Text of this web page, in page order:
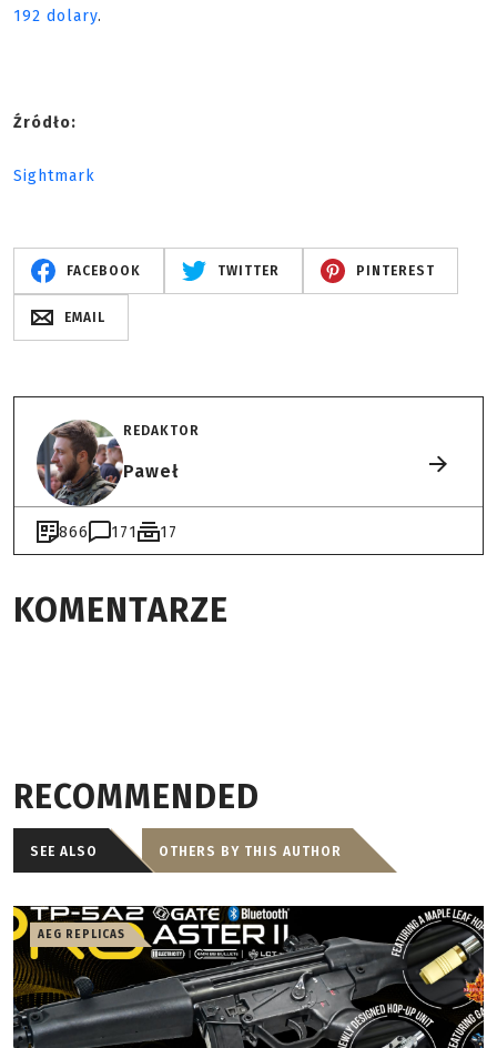
192 dolary.
Źródło:
Sightmark
FACEBOOK TWITTER PINTEREST
EMAIL
REDAKTOR
Paweł
866 171 17
KOMENTARZE
RECOMMENDED
SEE ALSO OTHERS BY THIS AUTHOR
AEG REPLICAS